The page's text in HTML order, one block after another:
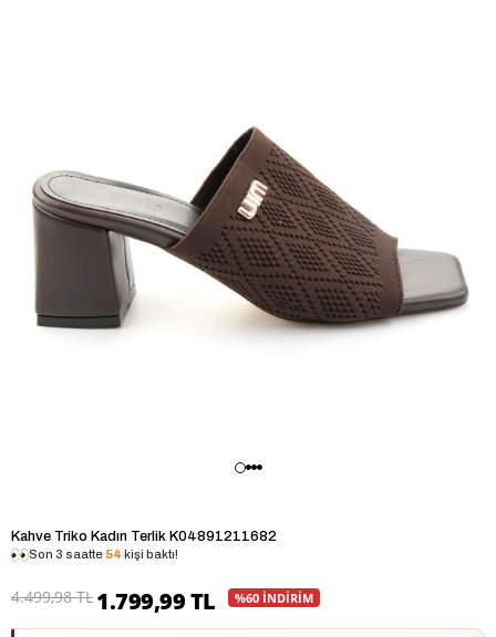
Kahve Triko Kadın Terlik K04891211682
Son 3 saatte 54 kişi baktı!
4.499,98 TL 1.799,99 TL %60 İNDİRİM